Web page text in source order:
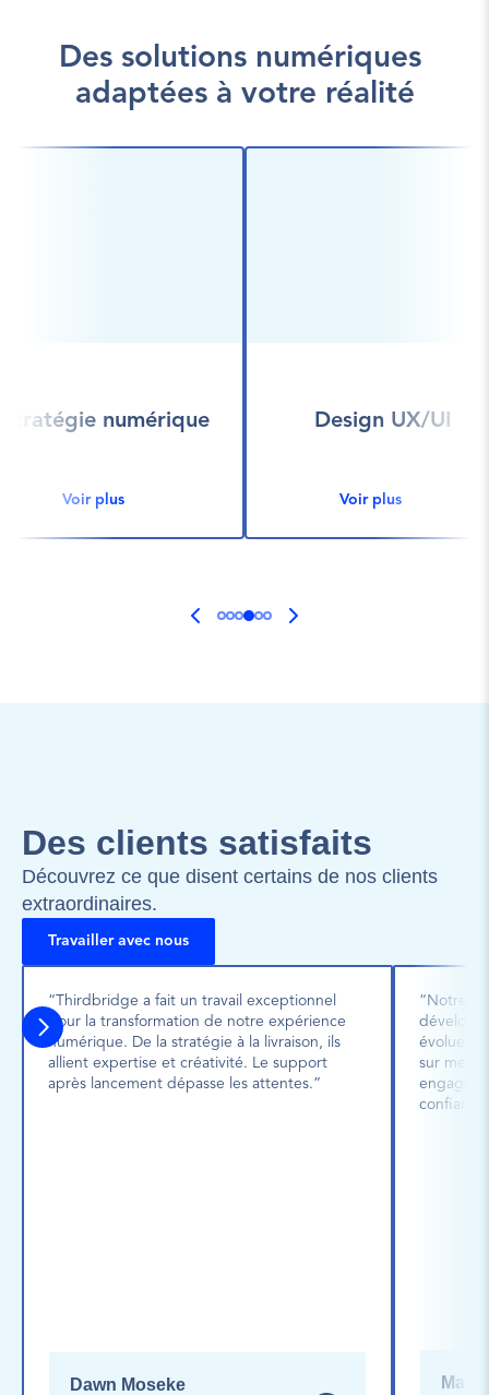
Des solutions numériques
adaptées à votre réalité
Stratégie numérique
Voir plus
Design UX/UI
Voir plus
Des clients satisfaits
Découvrez ce que disent certains de nos clients
extraordinaires.
Travailler avec nous
“Thirdbridge a fait un travail exceptionnel
pour la transformation de notre expérience
numérique. De la stratégie à la livraison, ils
allient expertise et créativité. Le support
après lancement dépasse les attentes.”
Dawn Moseke
“Notre
évolue
sur